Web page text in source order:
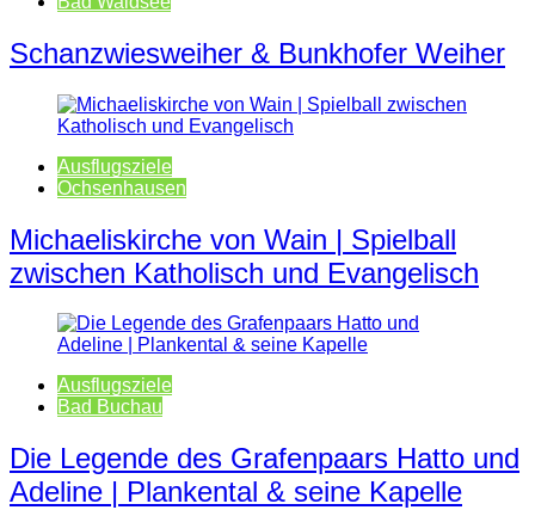
Schanzwiesweiher & Bunkhofer Weiher
Ausflugsziele
Ochsenhausen
Michaeliskirche von Wain | Spielball
zwischen Katholisch und Evangelisch
Ausflugsziele
Bad Buchau
Die Legende des Grafenpaars Hatto und
Adeline | Plankental & seine Kapelle